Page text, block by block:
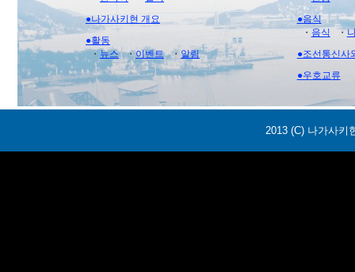
●나가사키현 개요
●활동
・ 뉴스・이벤트・ 알림
●음식
・ 음식 ・
●조선통신사
●우호교류
2013 (C) 나가사키